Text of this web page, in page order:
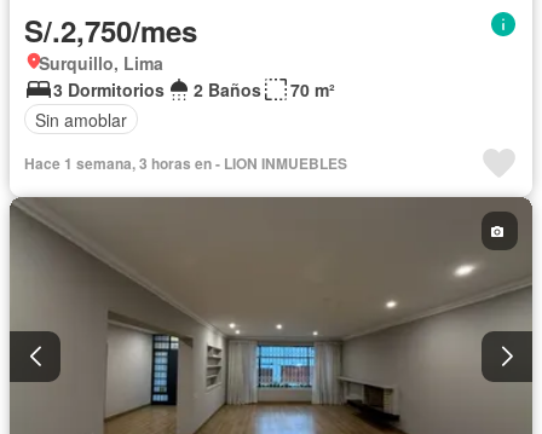
S/.2,750/mes
Surquillo, Lima
3 Dormitorios
2 Baños
70 m²
Sin amoblar
Hace 1 semana, 3 horas en - LION INMUEBLES